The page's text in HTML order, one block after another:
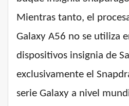
Mientras tanto, el
Galaxy A56 no se utiliza
dispositivos insignia de
exclusivamente el
serie Galaxy a nivel